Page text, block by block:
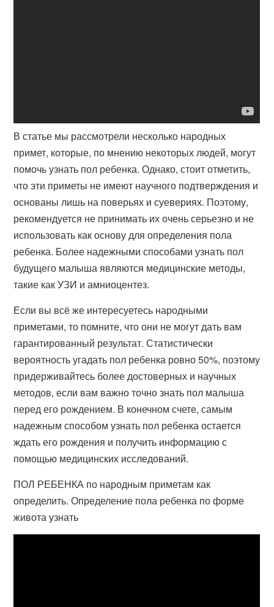
В статье мы рассмотрели несколько народных
примет, которые, по мнению некоторых людей, могут
помочь узнать пол ребенка. Однако, стоит отметить,
что эти приметы не имеют научного подтверждения и
основаны лишь на поверьях и суевериях. Поэтому,
рекомендуется не принимать их очень серьезно и не
использовать как основу для определения пола
ребенка. Более надежными способами узнать пол
будущего малыша являются медицинские методы,
такие как УЗИ и амниоцентез.
Если вы всё же интересуетесь народными
приметами, то помните, что они не могут дать вам
гарантированный результат. Статистически
вероятность угадать пол ребенка ровно 50%, поэтому
придерживайтесь более достоверных и научных
методов, если вам важно точно знать пол малыша
перед его рождением. В конечном счете, самым
надежным способом узнать пол ребенка остается
ждать его рождения и получить информацию с
помощью медицинских исследований.
ПОЛ РЕБЕНКА по народным приметам как
определить. Определение пола ребенка по форме
живота узнать